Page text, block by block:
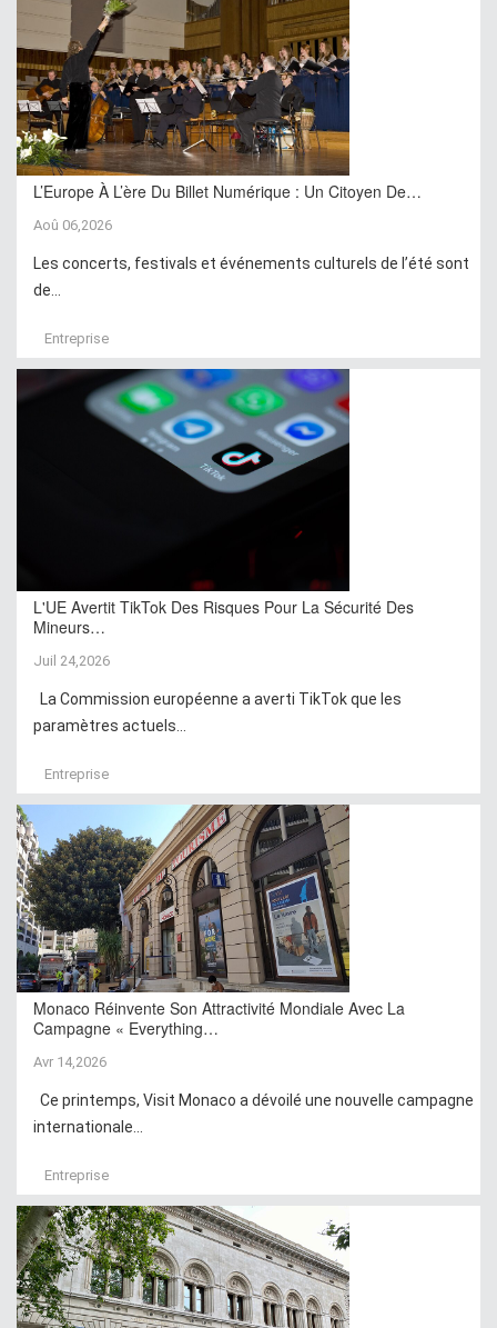
L’Europe À L’ère Du Billet Numérique : Un Citoyen De…
Aoû 06,2026
Les concerts, festivals et événements culturels de l’été sont
de...
Entreprise
L'UE Avertit TikTok Des Risques Pour La Sécurité Des
Mineurs…
Juil 24,2026
La Commission européenne a averti TikTok que les
paramètres actuels...
Entreprise
Monaco Réinvente Son Attractivité Mondiale Avec La
Campagne « Everything…
Avr 14,2026
Ce printemps, Visit Monaco a dévoilé une nouvelle campagne
internationale...
Entreprise